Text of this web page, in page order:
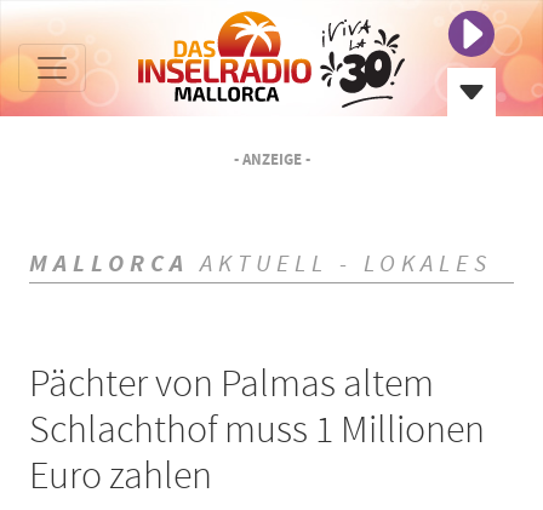
- ANZEIGE -
MALLORCA AKTUELL - LOKALES
Pächter von Palmas altem
Schlachthof muss 1 Millionen
Euro zahlen